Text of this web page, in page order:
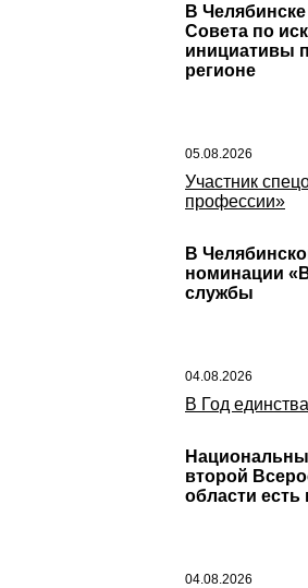
В
Совета по
инициативы
регионе
05.08.2026
Участник
профессии»
В
номинации
службы
04.08.2026
В Год
второй
области
04.08.2026